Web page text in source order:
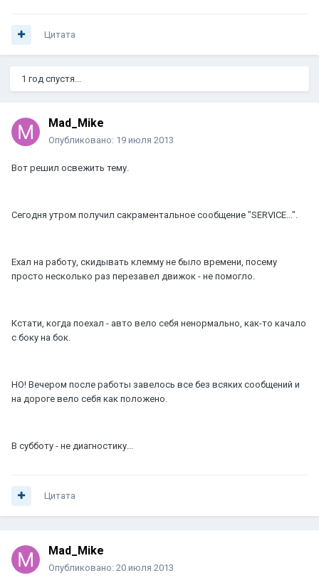
Цитата
1 год спустя...
Mad_Mike
Опубликовано: 19 июля 2013
Вот решил освежить тему.
Сегодня утром получил сакраментальное сообщение "SERVICE...".
Ехал на работу, скидывать клемму не было времени, посему
просто несколько раз перезавел движок - не помогло.
Кстати, когда поехал - авто вело себя ненормально, как-то качало
с боку на бок.
НО! Вечером после работы завелось все без всяких сообщений и
на дороге вело себя как положено.
В субботу - не диагностику...
Цитата
Mad_Mike
Опубликовано: 20 июля 2013